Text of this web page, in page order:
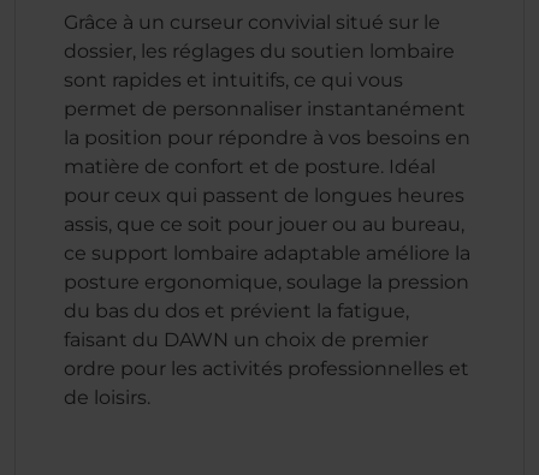
Grâce à un curseur convivial situé sur le
dossier, les réglages du soutien lombaire
sont rapides et intuitifs, ce qui vous
permet de personnaliser instantanément
la position pour répondre à vos besoins en
matière de confort et de posture. Idéal
pour ceux qui passent de longues heures
assis, que ce soit pour jouer ou au bureau,
ce support lombaire adaptable améliore la
posture ergonomique, soulage la pression
du bas du dos et prévient la fatigue,
faisant du DAWN un choix de premier
ordre pour les activités professionnelles et
de loisirs.